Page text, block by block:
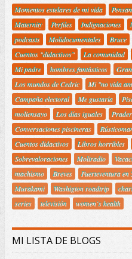
Momentos estelares de mi vida
Maternity
Perfiles Indignaciones
podcasts
Molidocumentales Bruce
Cuentos "didactivos"
La comunidad
Mi padre
hombres fantásticos
Los mundos de Cedric
Mi "no vida
Campaña electoral
Me gustaría
moliensayo
Los días iguales
Conversaciones piscineras
Cuentos didactivos
Libros horribles
Sobrevaloraciones
Moliradio
machismo
Breves Fuerteventura en
Murakami
Washigton roadtrip
series
televisión women´s health
MI LISTA DE BLOGS